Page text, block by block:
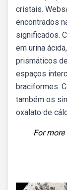
cristais.
encontrados
significados.
em urina
prismáticos
espaços
braciformes.
também os
oxalato de
For